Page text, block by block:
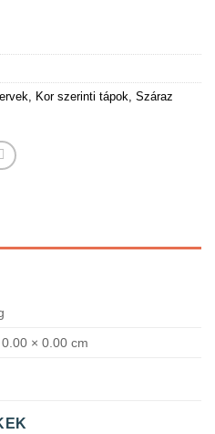
Kor szerinti tápok Száraz
× 0.00 cm